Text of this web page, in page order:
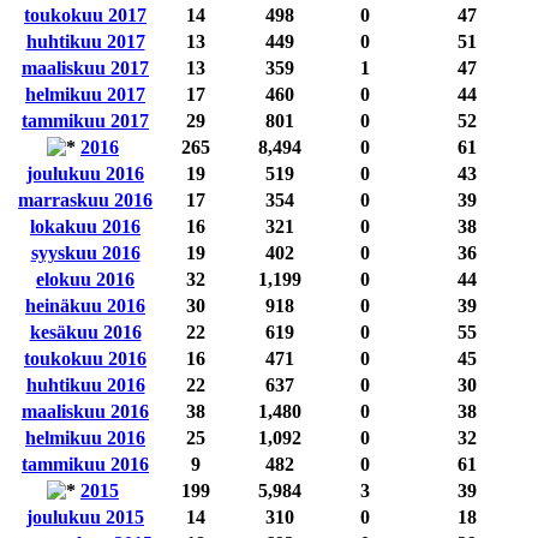
toukokuu 2017
14 498 0
47
huhtikuu 2017
13 449 0
51
maaliskuu 2017
13 359 1
47
helmikuu 2017
17 460 0
44
tammikuu 2017
29 801 0
52
2016
265 8,494 0
61
joulukuu 2016
19 519 0
43
marraskuu 2016
17 354 0
39
lokakuu 2016
16 321 0
38
syyskuu 2016
19 402 0
36
elokuu 2016
32 1,199 0
44
heinäkuu 2016
30 918 0
39
kesäkuu 2016
22 619 0
55
toukokuu 2016
16 471 0
45
huhtikuu 2016
22 637 0
30
maaliskuu 2016
38 1,480 0
38
helmikuu 2016
25 1,092 0
32
tammikuu 2016
9 482 0
61
2015
199 5,984 3
39
joulukuu 2015
14 310 0
18